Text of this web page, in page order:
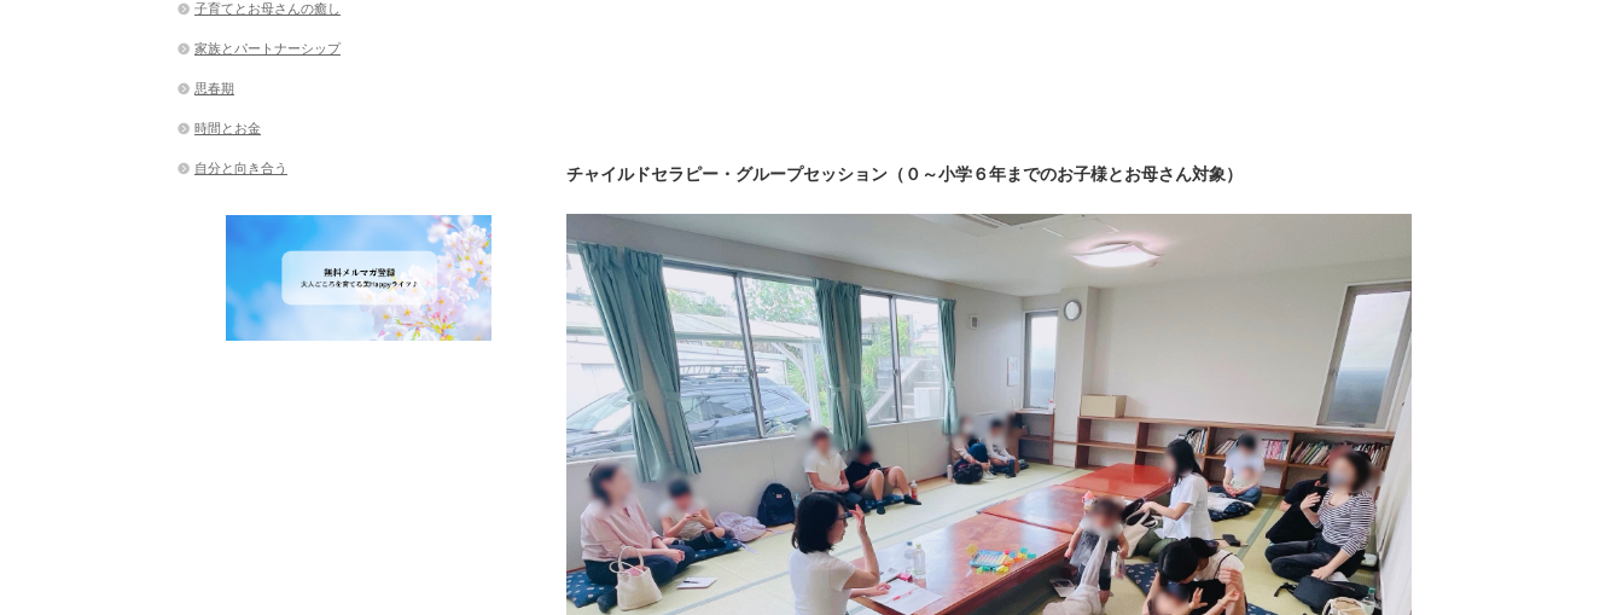
チャイルドセラピー・グループセッション（０～小学６年までのお子様とお母さん対象）
子育てとお母さんの癒し
家族とパートナーシップ
思春期
時間とお金
自分と向き合う